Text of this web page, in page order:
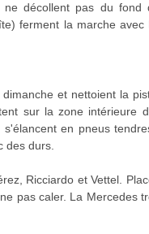
décollent pas du
ferment la marche
et nettoient la
sur la zone
en pneus
des durs.
Ricciardo et Vettel.
pas caler. La Mercedes